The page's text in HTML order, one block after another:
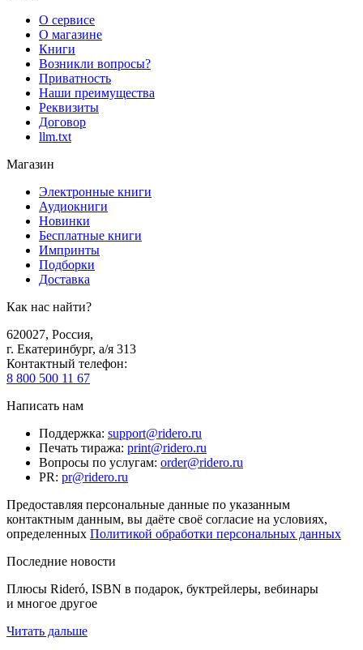
О сервисе
О магазине
Книги
Возникли вопросы?
Приватность
Наши преимущества
Реквизиты
Договор
llm.txt
Магазин
Электронные книги
Аудиокниги
Новинки
Бесплатные книги
Импринты
Подборки
Доставка
Как нас найти?
620027, Россия,
г. Екатеринбург, а/я 313
Контактный телефон:
8 800 500 11 67
Написать нам
Поддержка: support@ridero.ru
Печать тиража: print@ridero.ru
Вопросы по услугам: order@ridero.ru
PR: pr@ridero.ru
Предоставляя персональные данные по указанным
контактным данным, вы даёте своё согласие на условиях,
определенных Политикой обработки персональных данных
Последние новости
Плюсы Rideró, ISBN в подарок, буктрейлеры, вебинары
и многое другое
Читать дальше